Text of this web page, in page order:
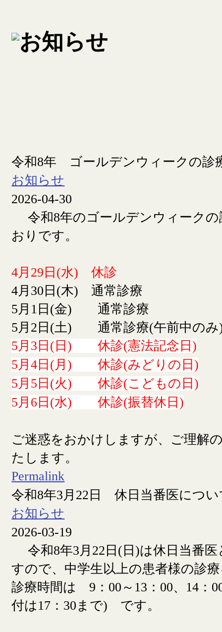
令和8年 ゴールデンウィークの診
お知らせ
2026-04-30
令和8年のゴールデンウィークの
おりです。
4月29日(水) 休診
4月30日(木) 通常診療
5月1日(金) 通常診療
5月2日(土) 通常診療(午前中のみ
5月3日(日) 休診(憲法記念日)
5月4日(月) 休診(みどりの日)
5月5日(火) 休診(こどもの日)
5月6日(水) 休診(振替休日)
ご迷惑をおかけしますが、ご理解
たします。
Permalink
令和8年3月22日 休日当番医につい
お知らせ
2026-03-19
令和8年3月22日(日)は休日当番
すので、中学生以上の患者様の診
診療時間は 9：00～13：00、14：
付は17：30まで) です。